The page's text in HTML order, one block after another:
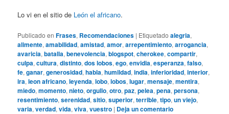
Lo vi en el sitio de León el africano.
Publicado en Frases, Recomendaciones | Etiquetado alegria,
alimente,amabilidad,amistad,amor,arrepentimiento,arrogancia,
avaricia,batalla,benevolencia,blogspot,cherokee,compartir,
culpa,cultura,distinto,dos lobos,ego,envidia,esperanza,falso,
fe,ganar,generosidad,habla,humildad,india,inferioridad,interior,
ira,leon africano,leyenda,lobo,lobos,lugar,mensaje,mentira,
miedo,momento,nieto,orgullo,otro,paz,pelea,pena,persona,
resentimiento,serenidad,sitio,superior,terrible,tipo,un viejo,
varia,verdad,vida,viva,vuestro | Deja un comentario